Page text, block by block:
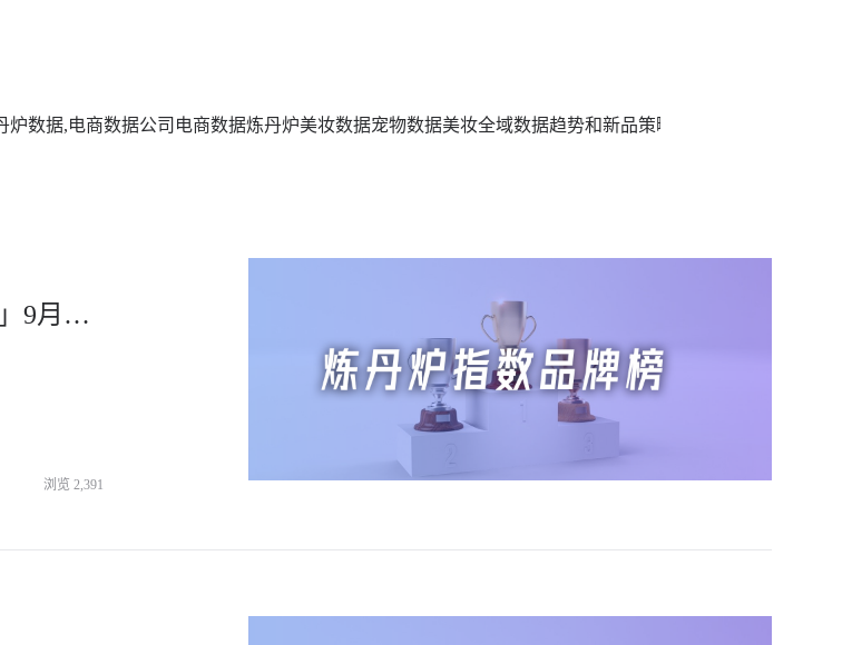
炉数据,电商数据公司 电商数据炼丹炉美妆数据宠物数据美妆全域数据趋势和新品策略
美妆、户外、宠物、母婴、厨电…「炼丹炉指数」9月TOP品牌榜
浏览 2,391